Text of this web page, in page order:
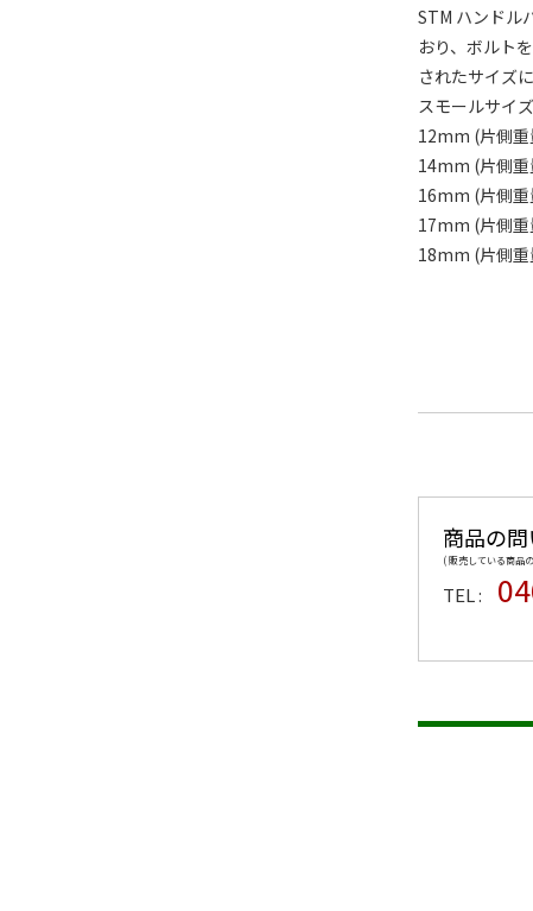
STM ハンドル
おり、ボルト
されたサイズ
スモールサイ
12mm (片側重
14mm (片側重
16mm (片側重
17mm (片側重
18mm (片側重
商品の
( 販売している商品
TEL :